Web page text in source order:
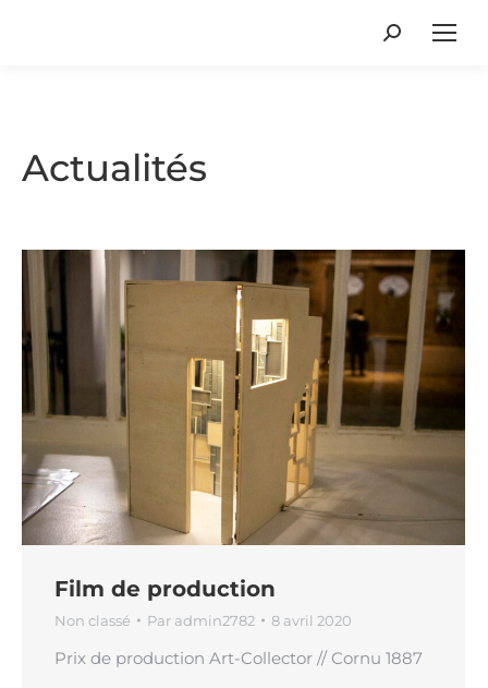
Recherche
Actualités
Film de production
Non classé Par admin2782 8 avril 2020
Prix de production Art-Collector // Cornu 1887